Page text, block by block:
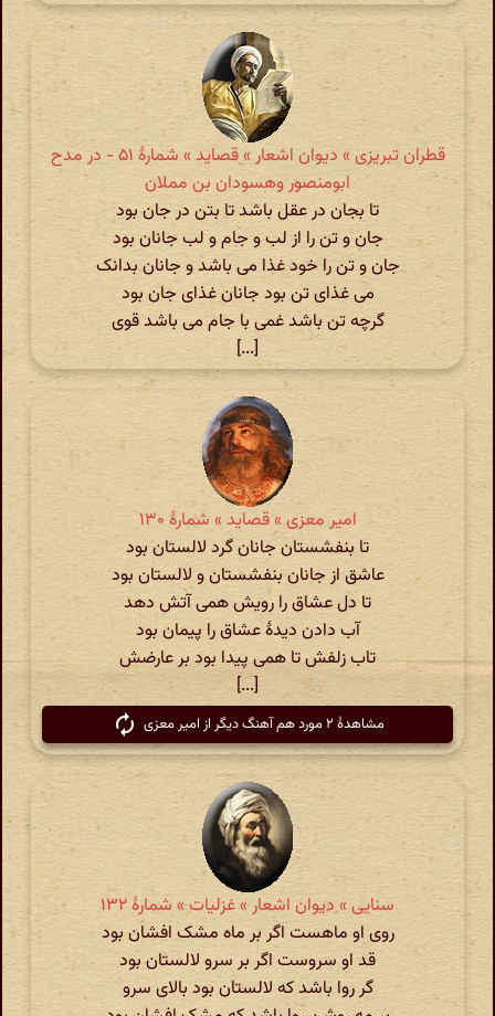
قطران تبریزی » دیوان اشعار » قصاید » شمارهٔ ۵۱ - در مدح
ابومنصور وهسودان بن مملان
تا بجان در عقل باشد تا بتن در جان بود
جان و تن را از لب و جام و لب جانان بود
جان و تن را خود غذا می باشد و جانان بدانک
می غذای تن بود جانان غذای جان بود
گرچه تن باشد غمی با جام می باشد قوی
[...]
امیر معزی » قصاید » شمارهٔ ۱۳۰
تا بنفشستان جانان گرد لالستان بود
عاشق از جانان بنفشستان و لالستان بود
تا دل عشاق را رویش همی آتش دهد
آب دادن دیدهٔ عشاق را پیمان بود
تاب زلفش تا همی پیدا بود بر عارضش
[...]
مشاهدهٔ ۲ مورد هم آهنگ دیگر از امیر معزی
سنایی » دیوان اشعار » غزلیات » شمارهٔ ۱۳۲
روی او ماهست اگر بر ماه مشک افشان بود
قد او سروست اگر بر سرو لالستان بود
گر روا باشد که لالستان بود بالای سرو